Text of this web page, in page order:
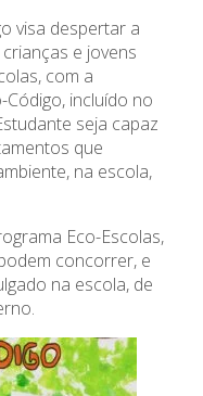
visa despertar a
e jovens
com a
incluído no
seja capaz
que
na escola,
Eco-Escolas,
concorrer, e
na escola, de